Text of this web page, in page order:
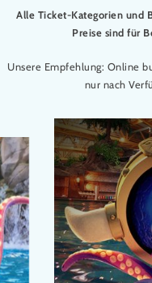
Alle Ticket-Kategorien und
Preise sind für
Unsere Empfehlung: Online
nur nach